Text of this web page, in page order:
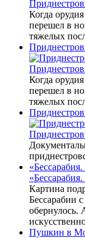
Когда
перешел в
тяжелых
Когда
перешел в
тяжелых
Картина
Бессарабии
обернулось.
Пушкин в